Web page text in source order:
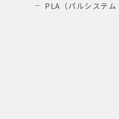
PLA（パルシステム